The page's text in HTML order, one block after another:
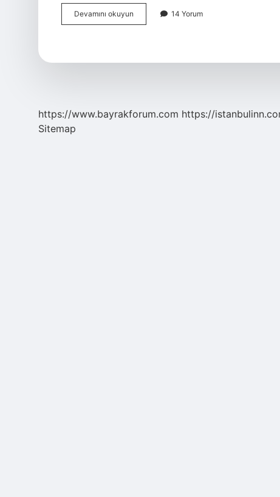
Devamını okuyun Nasrettin
Hocanın
14 Yorum
https://www.bayrakforum.com https://
Sitemap